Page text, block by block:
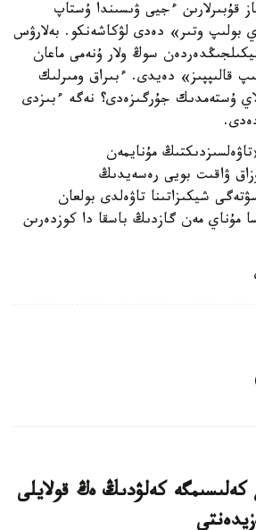
قۇبىرلارىن ءجيى ۋىسىندا ۇستاپ
بولىپ وتىر» دەدى لۋكاشەنكو. بەلارۋس
سوڭ ولار ۇنەمى ماعان
قالىپپىز» دەيدى. ءبىراق ومىرلىك
ۇستەمدىك جۇرگىزەدى؟ نەگە ءبىزدى
مۇنايمەن
ۋاقىت بويى رەسەيدىڭ
شيكىزاتىنا تاۋەلدى بولعان
مۇناي مەن گازدىڭ باسقا دا كوزدەرىن
كەلۋدىڭ ەڭ قولايلى